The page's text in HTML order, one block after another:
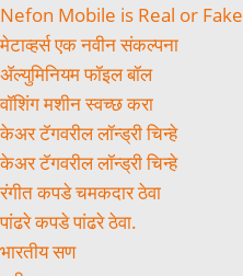
Nefon Mobile is Real or Fake
मेटाव्हर्स एक नवीन संकल्पना
ॲल्युमिनियम फॉइल बॉल
वॉशिंग मशीन स्वच्छ करा
केअर टॅगवरील लॉन्ड्री चिन्हे
केअर टॅगवरील लॉन्ड्री चिन्हे
रंगीत कपडे चमकदार ठेवा
पांढरे कपडे पांढरे ठेवा.
भारतीय सण